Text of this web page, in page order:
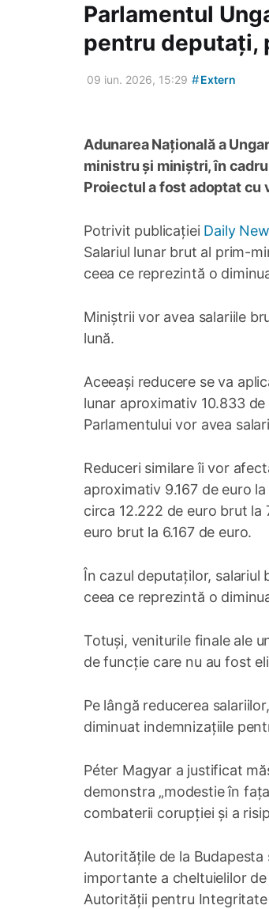
Parlamentul
pentru deputați,
09 iun. 2026, 15:29 #Extern
Adunarea Națională a
ministru și miniștri, în
Proiectul a fost adoptat cu
Potrivit publicației Daily
Salariul lunar brut al prim-
ceea ce reprezintă o
Miniștrii vor avea salariile
lună.
Aceeași reducere se va
lunar aproximativ 10.833
Parlamentului vor avea
Reduceri similare îi vor
aproximativ 9.167 de euro
circa 12.222 de euro brut la
euro brut la 6.167 de euro.
În cazul deputaților, salariul
ceea ce reprezintă o
Totuși, veniturile finale ale
de funcție care nu au fost
Pe lângă reducerea
diminuat indemnizațiile
Péter Magyar a justificat
demonstra „modestie în
combaterii corupției și a
Autoritățile de la
importante a cheltuielilor
Autorității pentru Integritate